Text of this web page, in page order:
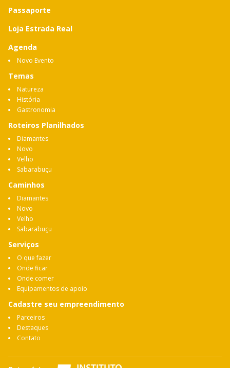
Passaporte
Loja Estrada Real
Agenda
Novo Evento
Temas
Natureza
História
Gastronomia
Roteiros Planilhados
Diamantes
Novo
Velho
Sabarabuçu
Caminhos
Diamantes
Novo
Velho
Sabarabuçu
Serviços
O que fazer
Onde ficar
Onde comer
Equipamentos de apoio
Cadastre seu empreendimento
Parceiros
Destaques
Contato